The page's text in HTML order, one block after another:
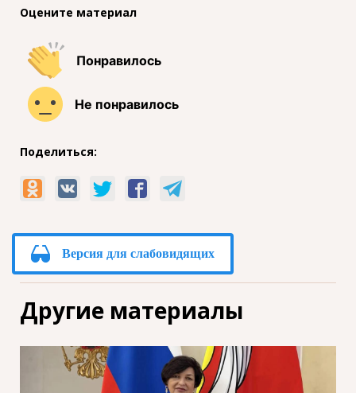
Оцените материал
Понравилось
Не понравилось
Поделиться:
Версия для слабовидящих
Другие материалы